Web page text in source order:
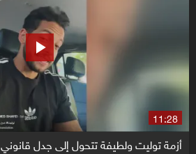
11:28
أزمة توليت ولطيفة تتحول إلى جدل قانوني